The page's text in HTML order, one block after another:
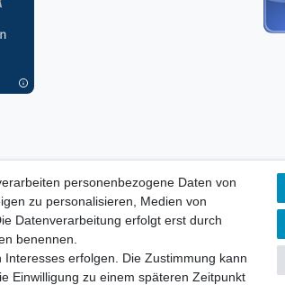
ZUR BATTERIEENTSORGUNG
AGB Widerrufs­recht Vertrag
personenbezogene Daten von
zu personalisieren, Medien von
Datenverarbeitung erfolgt erst durch
benennen.
erfolgen. Die Zustimmung kann
Einwilligung zu einem späteren Zeitpunkt